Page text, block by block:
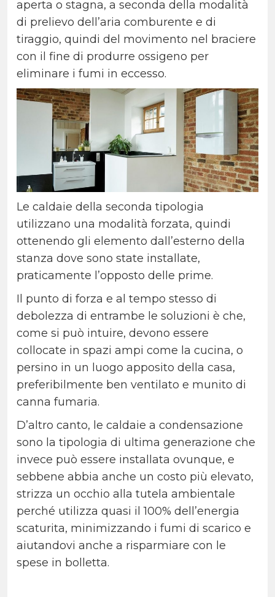
aperta o stagna, a seconda della modalità
di prelievo dell’aria comburente e di
tiraggio, quindi del movimento nel braciere
con il fine di produrre ossigeno per
eliminare i fumi in eccesso.
Le caldaie della seconda tipologia
utilizzano una modalità forzata, quindi
ottenendo gli elemento dall’esterno della
stanza dove sono state installate,
praticamente l’opposto delle prime.
Il punto di forza e al tempo stesso di
debolezza di entrambe le soluzioni è che,
come si può intuire, devono essere
collocate in spazi ampi come la cucina, o
persino in un luogo apposito della casa,
preferibilmente ben ventilato e munito di
canna fumaria.
D’altro canto, le caldaie a condensazione
sono la tipologia di ultima generazione che
invece può essere installata ovunque, e
sebbene abbia anche un costo più elevato,
strizza un occhio alla tutela ambientale
perché utilizza quasi il 100% dell’energia
scaturita, minimizzando i fumi di scarico e
aiutandovi anche a risparmiare con le
spese in bolletta.